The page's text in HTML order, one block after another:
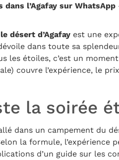
l’Agafay sur WhatsApp
désert d’Agafay est une
dans toute sa
les étoiles, c’est un
couvre l’expérience, le
la soirée
dans un campement du
la formule, l’expérience
d’un guide sur les